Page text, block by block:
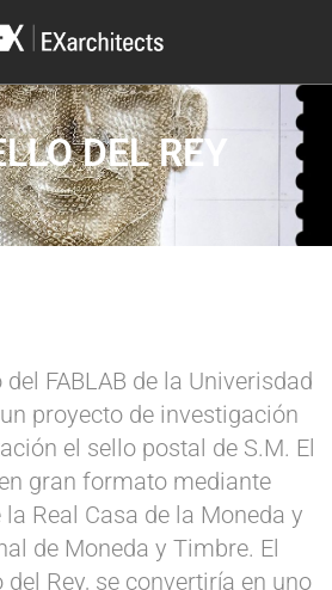
DEL REY
FABLAB de la Univerisdad
proyecto de investigación
el sello postal de S.M. El
gran formato mediante
Real Casa de la Moneda y
de Moneda y Timbre. El
Rey, se convertiría en uno